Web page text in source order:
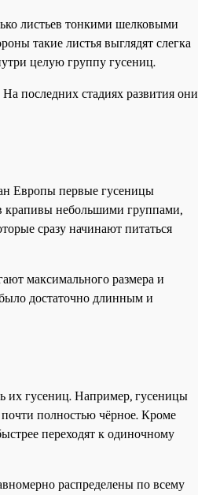
листьев тонкими шелковыми
такие листья выглядят слегка
целую группу гусениц.
последних стадиях развития они
Европы первые гусеницы
крапивы небольшими группами,
сразу начинают питаться
максимального размера и
достаточно длинным и
их гусениц. Например, гусеницы
полностью чёрное. Кроме
переходят к одиночному
распределены по всему